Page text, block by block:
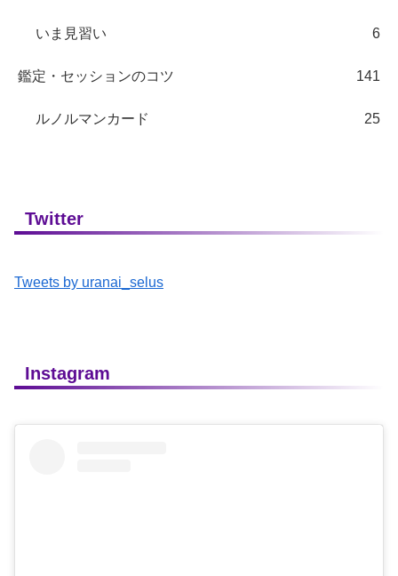
いま見習い 6
鑑定・セッションのコツ 141
ルノルマンカード 25
Twitter
Tweets by uranai_selus
Instagram